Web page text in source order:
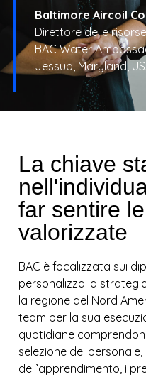
Baltimore Aircoil
Direttore delle
BAC Water
Jessup, Maryland,
La chiave
far sentire
valorizzate
BAC è focalizzata sui
personalizza la
la regione del Nord
team per la sua
quotidiane
selezione del
dell’apprendimento, i